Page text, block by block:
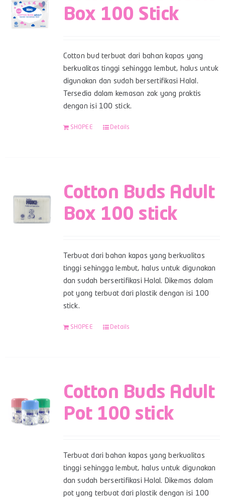
Box 100 Stick
Cotton bud terbuat dari bahan kapas yang
berkualitas tinggi sehingga lembut, halus untuk
digunakan dan sudah bersertifikasi Halal.
Tersedia dalam kemasan zak yang praktis
dengan isi 100 stick.
SHOPEE Details
Cotton Buds Adult
Box 100 stick
Terbuat dari bahan kapas yang berkualitas
tinggi sehingga lembut, halus untuk digunakan
dan sudah bersertifikasi Halal. Dikemas dalam
pot yang terbuat dari plastik dengan isi 100
stick.
SHOPEE Details
Cotton Buds Adult
Pot 100 stick
Terbuat dari bahan kapas yang berkualitas
tinggi sehingga lembut, halus untuk digunakan
dan sudah bersertifikasi Halal. Dikemas dalam
pot yang terbuat dari plastik dengan isi 100